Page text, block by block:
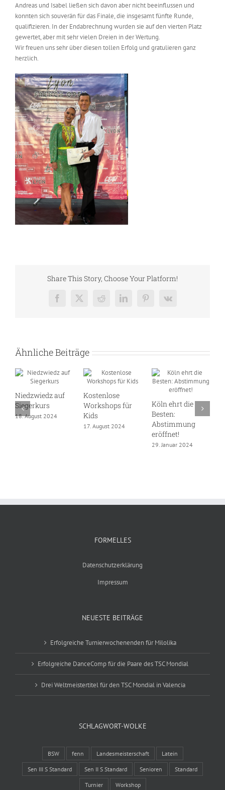
Andreas und Isabel ließen sich davon aber nicht beeinflussen und
konnten sich souverän für das Finale, die insgesamt fünfte Runde,
qualifizieren. In der Endabrechnung wurden sie auf den vierten Platz
gewertet, aber mit sehr vielen Dreien in der Wertung.
Wir freuen uns sehr über diesen tollen Erfolg und gratulieren ganz
herzlich.
Share This Story, Choose Your Platform!
Facebook
X RedditLinkedInPinterest
Vk
Ähnliche Beiträge
Niedzwiedz auf
Siegerkurs
18. August 2024
Kostenlose
Workshops für
Kids
17. August 2024
Köln ehrt die
Besten:
Abstimmung
eröffnet!
29. Januar 2024
FORMELLES
Datenschutzerklärung
Impressum
NEUESTE BEITRÄGE
Erfolgreiche Turnierwochenenden für Milolika
Erfolgreiche DanceComp für die Paare des TSC Mondial
Drei Weltmeistertitel für den TSC Mondial in Valencia
SCHLAGWORT-WOLKE
BSW fenn Landesmeisterschaft Latein
Sen III S Standard Sen II S Standard Senioren Standard
Turnier Workshop